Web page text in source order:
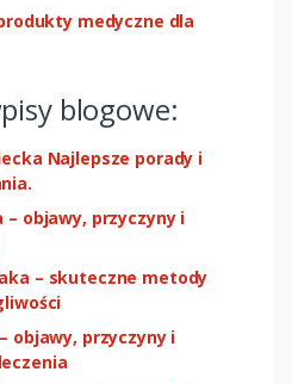
medyczne dla
blogowe:
Najlepsze porady i
objawy, przyczyny i
– skuteczne metody
objawy, przyczyny i